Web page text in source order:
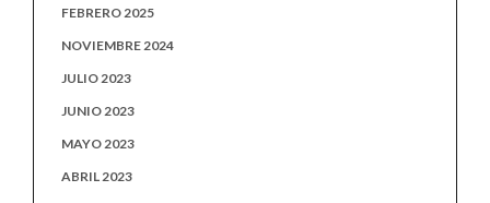
FEBRERO 2025
NOVIEMBRE 2024
JULIO 2023
JUNIO 2023
MAYO 2023
ABRIL 2023